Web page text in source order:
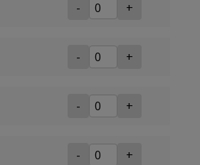
- +
- +
- +
- +